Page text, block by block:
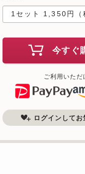
今すぐ
ご利用いただ
ログインして